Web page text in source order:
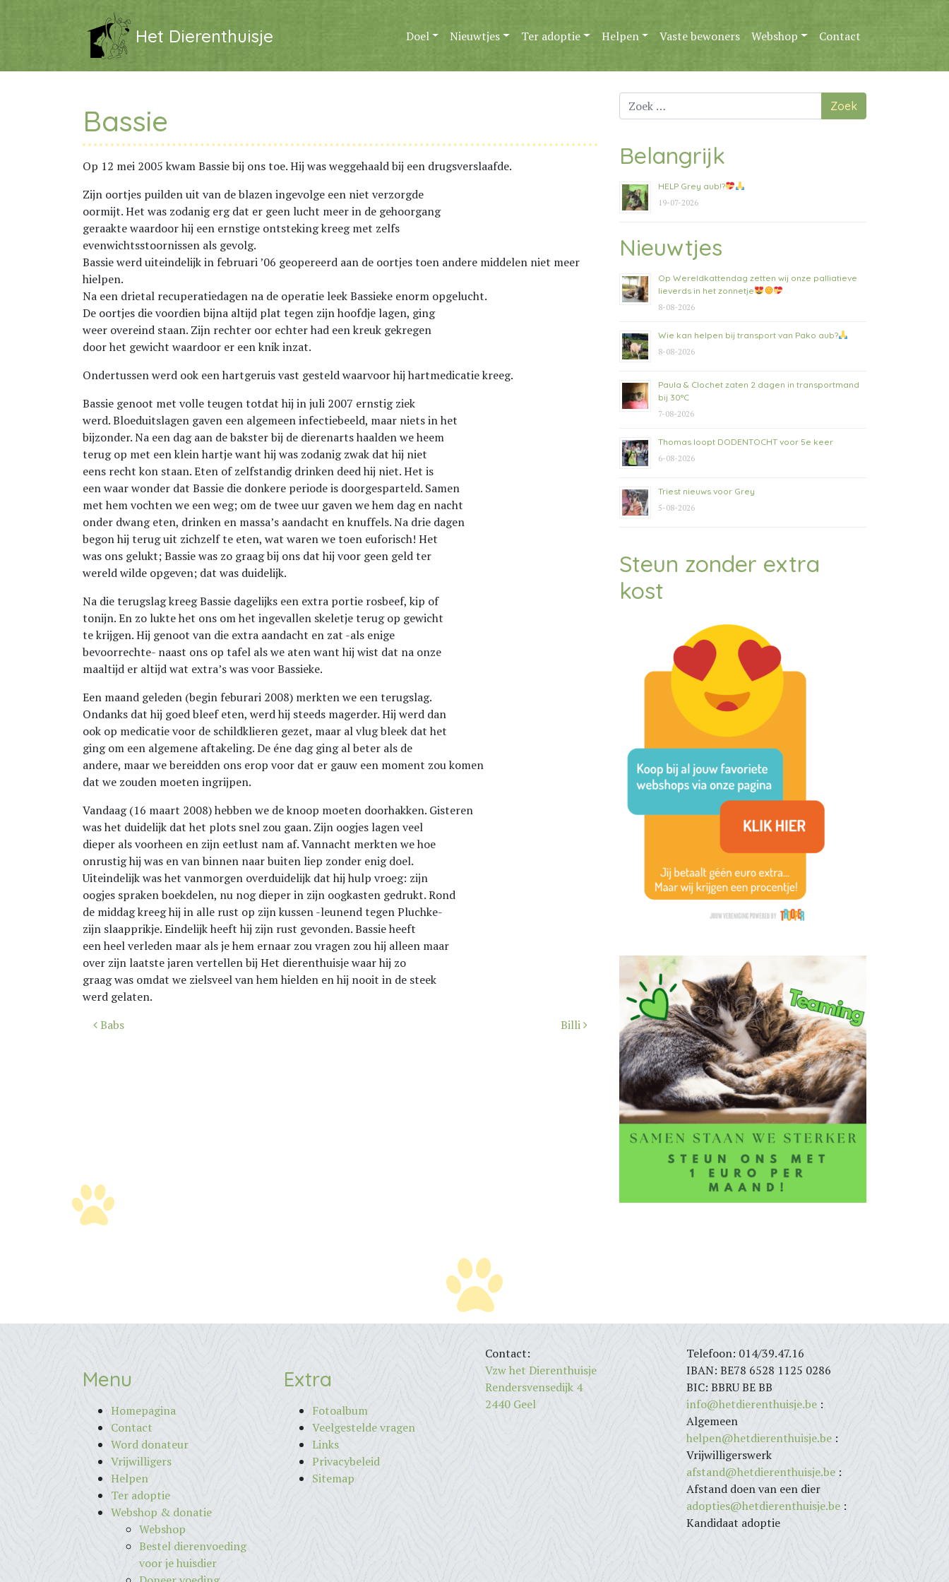
Het Dierenthuisje Doel Nieuwtjes Ter adoptie Helpen Vaste bewoners Webshop Contact
Bassie
Op 12 mei 2005 kwam Bassie bij ons toe. Hij was weggehaald bij een drugsverslaafde.
Zijn oortjes puilden uit van de blazen ingevolge een niet verzorgde
oormijt. Het was zodanig erg dat er geen lucht meer in de gehoorgang
geraakte waardoor hij een ernstige ontsteking kreeg met zelfs
evenwichtsstoornissen als gevolg.
Bassie werd uiteindelijk in februari ’06 geopereerd aan de oortjes toen andere middelen niet meer
hielpen.
Na een drietal recuperatiedagen na de operatie leek Bassieke enorm opgelucht.
De oortjes die voordien bijna altijd plat tegen zijn hoofdje lagen, ging
weer overeind staan. Zijn rechter oor echter had een kreuk gekregen
door het gewicht waardoor er een knik inzat.
Ondertussen werd ook een hartgeruis vast gesteld waarvoor hij hartmedicatie kreeg.
Bassie genoot met volle teugen totdat hij in juli 2007 ernstig ziek
werd. Bloeduitslagen gaven een algemeen infectiebeeld, maar niets in het
bijzonder. Na een dag aan de bakster bij de dierenarts haalden we heem
terug op met een klein hartje want hij was zodanig zwak dat hij niet
eens recht kon staan. Eten of zelfstandig drinken deed hij niet. Het is
een waar wonder dat Bassie die donkere periode is doorgesparteld. Samen
met hem vochten we een weg; om de twee uur gaven we hem dag en nacht
onder dwang eten, drinken en massa’s aandacht en knuffels. Na drie dagen
begon hij terug uit zichzelf te eten, wat waren we toen euforisch! Het
was ons gelukt; Bassie was zo graag bij ons dat hij voor geen geld ter
wereld wilde opgeven; dat was duidelijk.
Na die terugslag kreeg Bassie dagelijks een extra portie rosbeef, kip of
tonijn. En zo lukte het ons om het ingevallen skeletje terug op gewicht
te krijgen. Hij genoot van die extra aandacht en zat -als enige
bevoorrechte- naast ons op tafel als we aten want hij wist dat na onze
maaltijd er altijd wat extra’s was voor Bassieke.
Een maand geleden (begin feburari 2008) merkten we een terugslag.
Ondanks dat hij goed bleef eten, werd hij steeds magerder. Hij werd dan
ook op medicatie voor de schildklieren gezet, maar al vlug bleek dat het
ging om een algemene aftakeling. De éne dag ging al beter als de
andere, maar we bereidden ons erop voor dat er gauw een moment zou komen
dat we zouden moeten ingrijpen.
Vandaag (16 maart 2008) hebben we de knoop moeten doorhakken. Gisteren
was het duidelijk dat het plots snel zou gaan. Zijn oogjes lagen veel
dieper als voorheen en zijn eetlust nam af. Vannacht merkten we hoe
onrustig hij was en van binnen naar buiten liep zonder enig doel.
Uiteindelijk was het vanmorgen overduidelijk dat hij hulp vroeg: zijn
oogjes spraken boekdelen, nu nog dieper in zijn oogkasten gedrukt. Rond
de middag kreeg hij in alle rust op zijn kussen -leunend tegen Pluchke-
zijn slaapprikje. Eindelijk heeft hij zijn rust gevonden. Bassie heeft
een heel verleden maar als je hem ernaar zou vragen zou hij alleen maar
over zijn laatste jaren vertellen bij Het dierenthuisje waar hij zo
graag was omdat we zielsveel van hem hielden en hij nooit in de steek
werd gelaten.
Bericht
Babs Billi
Zoek
naar:
Belangrijk
HELP Grey aub!?
19-07-2026
Nieuwtjes
Op Wereldkattendag zetten wij onze palliatieve
lieverds in het zonnetje
8-08-2026
Wie kan helpen bij transport van Pako aub?
8-08-2026
Paula & Clochet zaten 2 dagen in transportmand
bij 30°C
7-08-2026
Thomas loopt DODENTOCHT voor 5e keer
6-08-2026
Triest nieuws voor Grey
5-08-2026
Steun zonder extra
kost
Menu
Homepagina
Contact
Word donateur
Vrijwilligers
Helpen
Ter adoptie
Webshop & donatie
Webshop
Bestel dierenvoeding
voor je huisdier
Extra
Fotoalbum
Veelgestelde vragen
Links
Privacybeleid
Sitemap
Contact:
Vzw het Dierenthuisje
Rendersvensedijk 4
2440 Geel
Telefoon: 014/39.47.16
IBAN: BE78 6528 1125 0286
BIC: BBRU BE BB
info@hetdierenthuisje.be :
Algemeen
helpen@hetdierenthuisje.be :
Vrijwilligerswerk
afstand@hetdierenthuisje.be :
Afstand doen van een dier
adopties@hetdierenthuisje.be :
Kandidaat adoptie